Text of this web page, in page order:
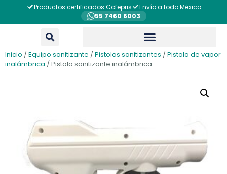
Productos certificados Cofepris
Envío a todo México
55 7460 6003
Inicio /Equipo sanitizante /Pistolas sanitizantes /Pistola de vapor
inalámbrica / Pistola sanitizante inalámbrica